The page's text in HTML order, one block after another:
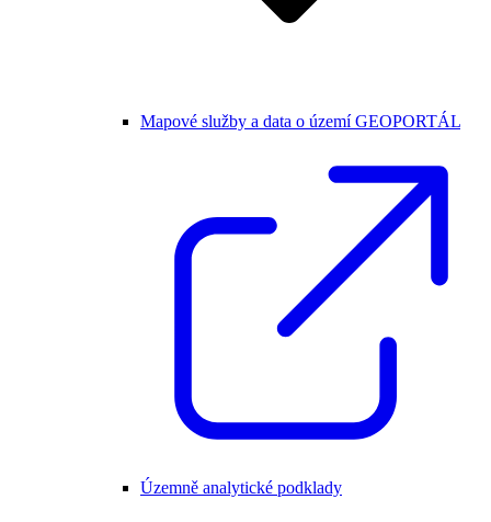
Mapové služby a data o území GEOPORTÁL
Územně analytické podklady